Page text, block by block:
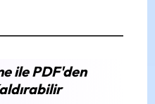
ile PDF'den